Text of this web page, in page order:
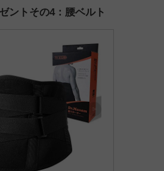
ントその4：腰ベルト